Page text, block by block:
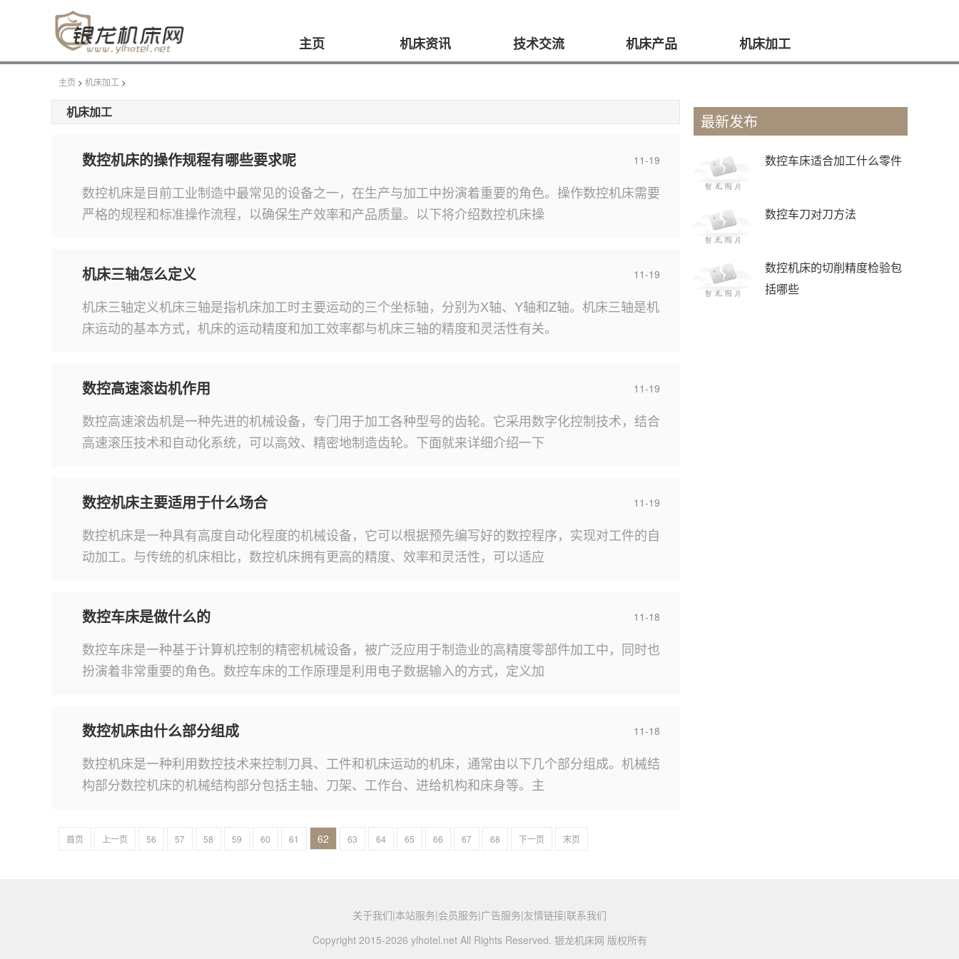
主页 机床资讯 技术交流 机床产品 机床加工
主页 > 机床加工 >
机床加工
数控机床的操作规程有哪些要求呢 11-19
数控机床是目前工业制造中最常见的设备之一，在生产与加工中扮演着重要的角色。操作数控机床需要
严格的规程和标准操作流程，以确保生产效率和产品质量。以下将介绍数控机床操
机床三轴怎么定义 11-19
机床三轴定义机床三轴是指机床加工时主要运动的三个坐标轴，分别为X轴、Y轴和Z轴。机床三轴是机
床运动的基本方式，机床的运动精度和加工效率都与机床三轴的精度和灵活性有关。
数控高速滚齿机作用 11-19
数控高速滚齿机是一种先进的机械设备，专门用于加工各种型号的齿轮。它采用数字化控制技术，结合
高速滚压技术和自动化系统，可以高效、精密地制造齿轮。下面就来详细介绍一下
数控机床主要适用于什么场合 11-19
数控机床是一种具有高度自动化程度的机械设备，它可以根据预先编写好的数控程序，实现对工件的自
动加工。与传统的机床相比，数控机床拥有更高的精度、效率和灵活性，可以适应
数控车床是做什么的 11-18
数控车床是一种基于计算机控制的精密机械设备，被广泛应用于制造业的高精度零部件加工中，同时也
扮演着非常重要的角色。数控车床的工作原理是利用电子数据输入的方式，定义加
数控机床由什么部分组成 11-18
数控机床是一种利用数控技术来控制刀具、工件和机床运动的机床，通常由以下几个部分组成。机械结
构部分数控机床的机械结构部分包括主轴、刀架、工作台、进给机构和床身等。主
首页 上一页 56 57 58 59 60 61 62 63 64 65 66 67 68 下一页 末页
最新发布
数控车床适合加工什么零件
数控车刀对刀方法
数控机床的切削精度检验包
括哪些
关于我们|本站服务|会员服务|广告服务|友情链接|联系我们
Copyright 2015-2026 ylhotel.net All Rights Reserved. 银龙机床网 版权所有